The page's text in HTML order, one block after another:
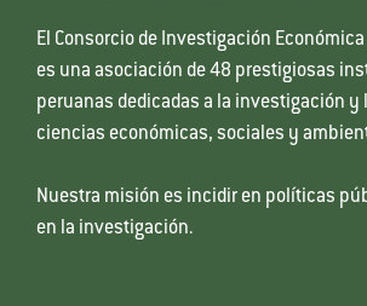
El Consorcio de Investigación Económica
es una asociación de 48 prestigiosas
peruanas dedicadas a la investigación y
ciencias económicas, sociales y
Nuestra misión es incidir en políticas
en la investigación.